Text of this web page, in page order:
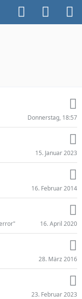
Donnerstag, 18:57
15. Januar 2023
16. Februar 2014
16. April 2020
28. März 2016
23. Februar 2023